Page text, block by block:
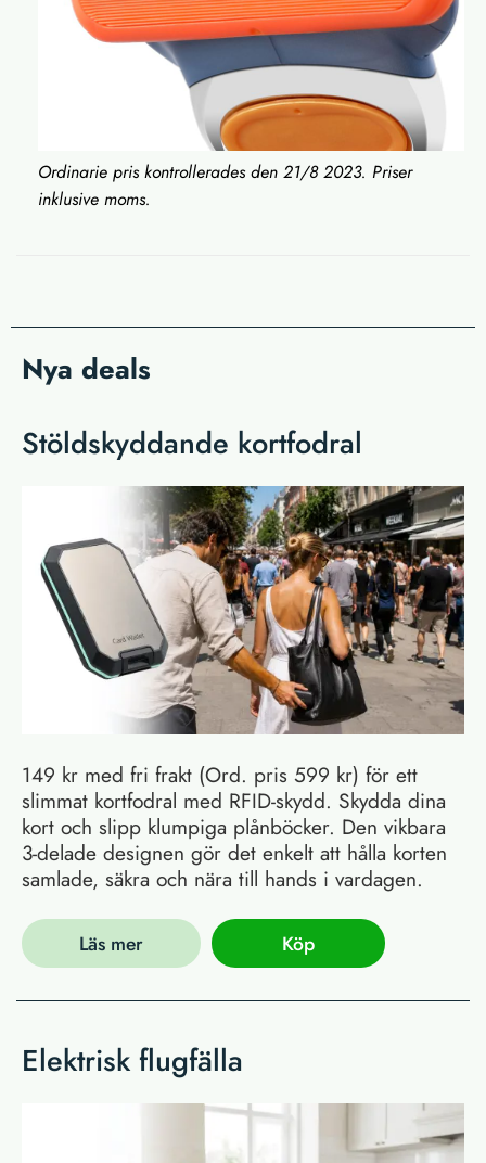
Ordinarie pris kontrollerades den 21/8 2023. Priser
inklusive moms.
Nya deals
Stöldskyddande kortfodral
149 kr med fri frakt (Ord. pris 599 kr) för ett
slimmat kortfodral med RFID-skydd. Skydda dina
kort och slipp klumpiga plånböcker. Den vikbara
3-delade designen gör det enkelt att hålla korten
samlade, säkra och nära till hands i vardagen.
Läs mer Köp
Elektrisk flugfälla